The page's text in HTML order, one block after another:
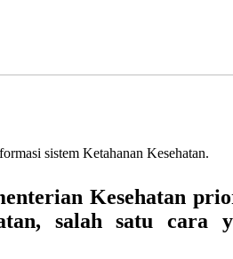
sistem Ketahanan Kesehatan.
Kesehatan
salah satu cara